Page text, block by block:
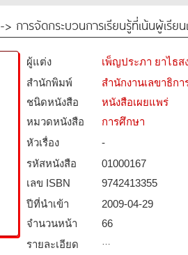
-> การจัดกระบวนการเรียนรู้ที่เน้นผู้เรี
ผู้แต่ง
เพ็ญประภา ยาไธส
สำนักพิมพ์
สำนักงานเลขาธิก
ชนิดหนังสือ­
หนังสือเผยแพร่
หมวดหนังสือ­
การศึกษา
หัวเรื่อง
-
รหัสหนังสือ­
01000167
เลข ISBN
9742413355
ปีที่นำเข้า
2009-04-29
จำนวนหน้า
66
รายละเอียด
…